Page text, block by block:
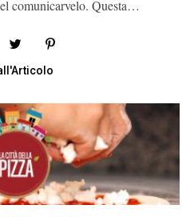
comunicarvelo. Questa…